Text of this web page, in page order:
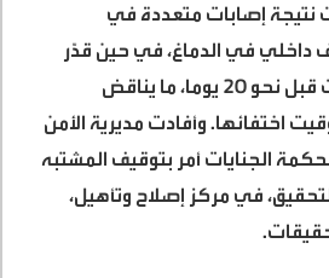
نتيجة إصابات متعددة في
داخلي في الدماغ، في حين قدّر
الأطباء أن الوفاة حدثت قبل نحو 20 يوما، ما يناقض
اختفائها. وأفادت مديرية الأمن
الجنايات أمر بتوقيف المشتبه
التحقيق، في مركز إصلاح وتأهيل،